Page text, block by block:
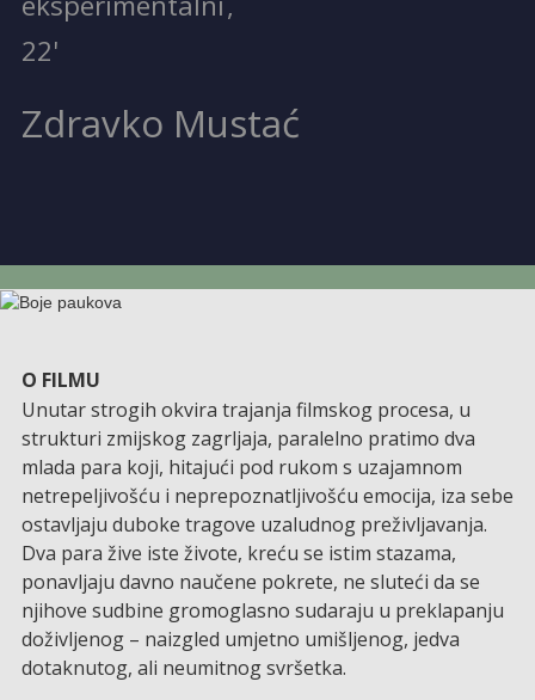
22'
Zdravko Mustać
O FILMU
Unutar strogih okvira trajanja filmskog procesa, u
strukturi zmijskog zagrljaja, paralelno pratimo dva
mlada para koji, hitajući pod rukom s uzajamnom
netrepeljivošću i neprepoznatljivošću emocija, iza sebe
ostavljaju duboke tragove uzaludnog preživljavanja.
Dva para žive iste živote, kreću se istim stazama,
ponavljaju davno naučene pokrete, ne sluteći da se
njihove sudbine gromoglasno sudaraju u preklapanju
doživljenog – naizgled umjetno umišljenog, jedva
dotaknutog, ali neumitnog svršetka.